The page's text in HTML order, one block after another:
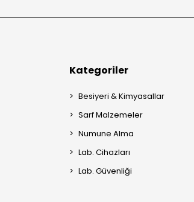
Kategoriler
Besiyeri & Kimyasallar
Sarf Malzemeler
Numune Alma
Lab. Cihazları
Lab. Güvenliği